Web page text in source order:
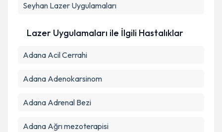
Seyhan Lazer Uygulamaları
Lazer Uygulamaları ile İlgili Hastalıklar
Adana Acil Cerrahi
Adana Adenokarsinom
Adana Adrenal Bezi
Adana Ağrı mezoterapisi